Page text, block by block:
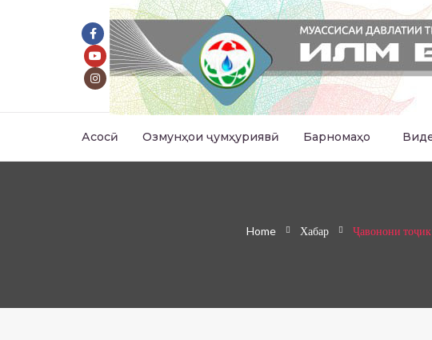
Асосӣ Озмунҳои ҷумҳуриявӣ Барномаҳо
Home Хабар Ҷавонони